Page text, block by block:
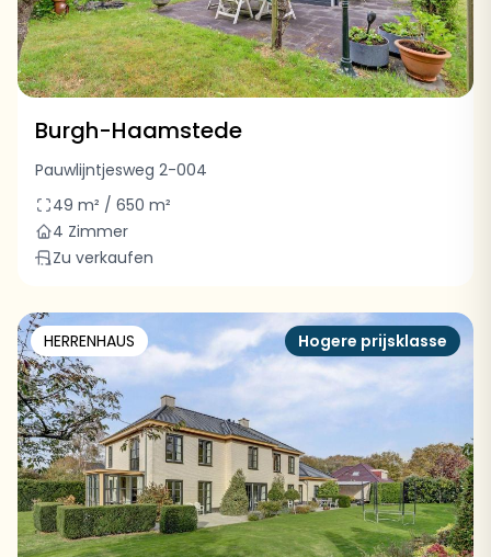
Burgh-Haamstede
Pauwlijntjesweg 2-004
49 m² / 650 m²
4 Zimmer
Zu verkaufen
HERRENHAUS Hogere prijsklasse